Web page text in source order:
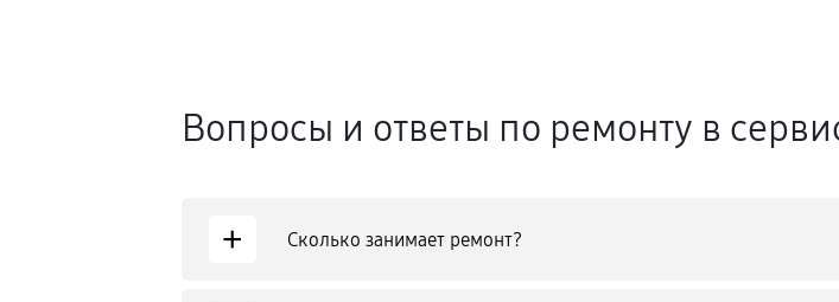
Вопросы и ответы по ремонту в
+ Сколько занимает ремонт?